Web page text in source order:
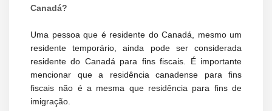
Canadá?
Uma pessoa que é residente do Canadá, mesmo um
residente temporário, ainda pode ser considerada
residente do Canadá para fins fiscais. É importante
mencionar que a residência canadense para fins
fiscais não é a mesma que residência para fins de
imigração.